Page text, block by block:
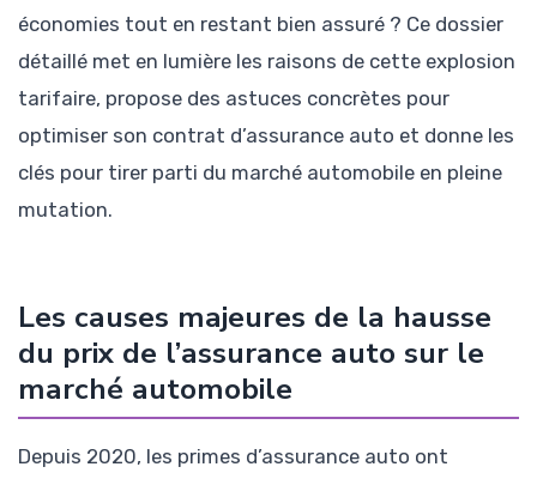
économies tout en restant bien assuré ? Ce dossier
détaillé met en lumière les raisons de cette explosion
tarifaire, propose des astuces concrètes pour
optimiser son contrat d’assurance auto et donne les
clés pour tirer parti du marché automobile en pleine
mutation.
Les causes majeures de la hausse
du prix de l’assurance auto sur le
marché automobile
Depuis 2020, les primes d’assurance auto ont